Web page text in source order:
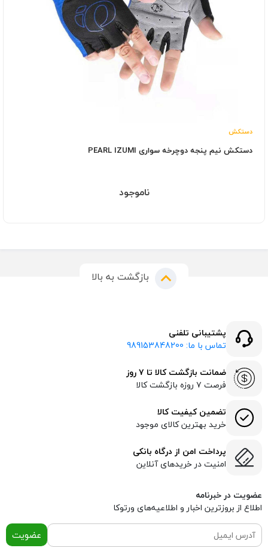
دستکش
دستکش نیم پنجه دوچرخه سواری PEARL IZUMI
ناموجود
بازگشت به بالا
پشتیبانی تلفنی
تماس با ما: 989153848200
ضمانت بازگشت کالا تا ۷ روز
فرصت ۷ روزه بازگشت کالا
تضمین کیفیت کالا
خرید بهترین کالای موجود
پرداخت امن از درگاه بانکی
امنیت در خریدهای آنلاین
عضویت در خبرنامه
اطلاع از بروز‌ترین اخبار و اطلاعیه‌های ورتوکا
عضویت